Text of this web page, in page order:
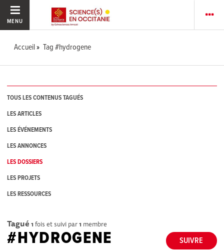
MENU
Accueil Tag #hydrogene
TOUS LES CONTENUS TAGUÉS
LES ARTICLES
LES ÉVÉNEMENTS
LES ANNONCES
LES DOSSIERS
LES PROJETS
LES RESSOURCES
Tagué 1 fois et suivi par1 membre
SUIVRE
#HYDROGENE